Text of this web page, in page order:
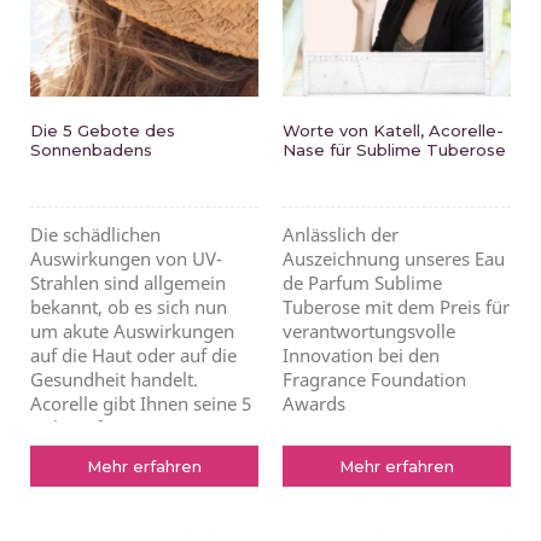
Die 5 Gebote des
Sonnenbadens
Die schädlichen
Auswirkungen von UV-
Strahlen sind allgemein
bekannt, ob es sich nun
um akute Auswirkungen
auf die Haut oder auf die
Gesundheit handelt.
Acorelle gibt Ihnen seine 5
Gebote für einen sic
Mehr erfahren
Worte von Katell, Acorelle-
Nase für Sublime Tuberose
Anlässlich der
Auszeichnung unseres Eau
de Parfum Sublime
Tuberose mit dem Preis für
verantwortungsvolle
Innovation bei den
Fragrance Foundation
Awards
Mehr erfahren